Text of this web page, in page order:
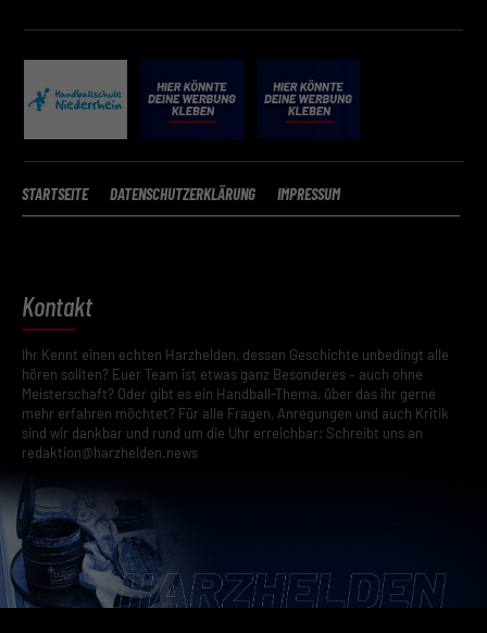
STARTSEITE DATENSCHUTZERKLÄRUNG IMPRESSUM
Kontakt
Ihr Kennt einen echten Harzhelden, dessen Geschichte unbedingt alle
hören sollten? Euer Team ist etwas ganz Besonderes – auch ohne
Meisterschaft? Oder gibt es ein Handball-Thema, über das ihr gerne
mehr erfahren möchtet? Für alle Fragen, Anregungen und auch Kritik
sind wir dankbar und rund um die Uhr erreichbar: Schreibt uns an
redaktion@harzhelden.news